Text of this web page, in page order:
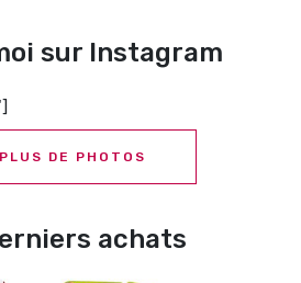
sur Instagram
DE PHOTOS
achats